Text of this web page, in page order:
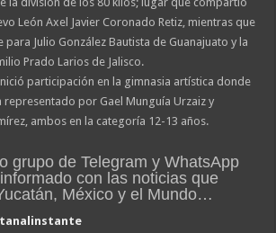
León Axel Javier Coronado Retiz, mientras que
para Julio González Bautista de Guanajuato y la
Prado Larios de Jalisco.
participación en la gimnasia artística donde
representado por Gael Munguía Urzaiz y
ambos en la categoría 12-13 años.
grupo de Telegram y WhatsApp
con las noticias que
México y el Mundo…